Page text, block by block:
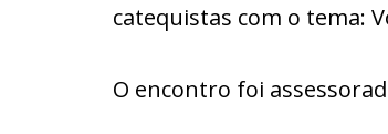
catequistas com o tema:
O encontro foi